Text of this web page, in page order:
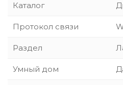
Каталог
Протокол связи
Раздел
Умный дом